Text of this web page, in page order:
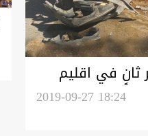
ثانٍ في اقليم
2019-09-27 18:24